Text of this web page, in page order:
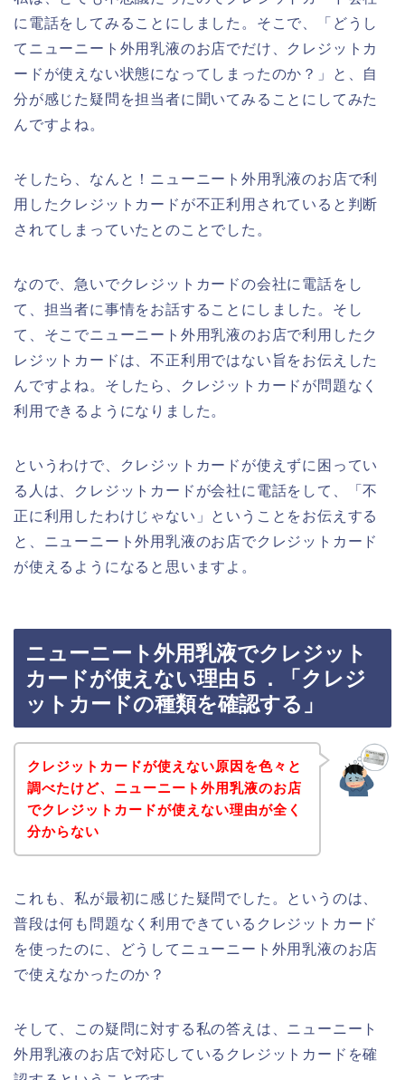
に電話をしてみることにしました。そこで、「どうし
てニューニート外用乳液のお店でだけ、クレジットカ
ードが使えない状態になってしまったのか？」と、自
分が感じた疑問を担当者に聞いてみることにしてみた
んですよね。
そしたら、なんと！ニューニート外用乳液のお店で利
用したクレジットカードが不正利用されていると判断
されてしまっていたとのことでした。
なので、急いでクレジットカードの会社に電話をし
て、担当者に事情をお話することにしました。そし
て、そこでニューニート外用乳液のお店で利用したク
レジットカードは、不正利用ではない旨をお伝えした
んですよね。そしたら、クレジットカードが問題なく
利用できるようになりました。
というわけで、クレジットカードが使えずに困ってい
る人は、クレジットカードが会社に電話をして、「不
正に利用したわけじゃない」ということをお伝えする
と、ニューニート外用乳液のお店でクレジットカード
が使えるようになると思いますよ。
ニューニート外用乳液でクレジット
カードが使えない理由５．「クレジ
ットカードの種類を確認する」
クレジットカードが使えない原因を色々と
調べたけど、ニューニート外用乳液のお店
でクレジットカードが使えない理由が全く
分からない
これも、私が最初に感じた疑問でした。というのは、
普段は何も問題なく利用できているクレジットカード
を使ったのに、どうしてニューニート外用乳液のお店
で使えなかったのか？
そして、この疑問に対する私の答えは、ニューニート
外用乳液のお店で対応しているクレジットカードを確